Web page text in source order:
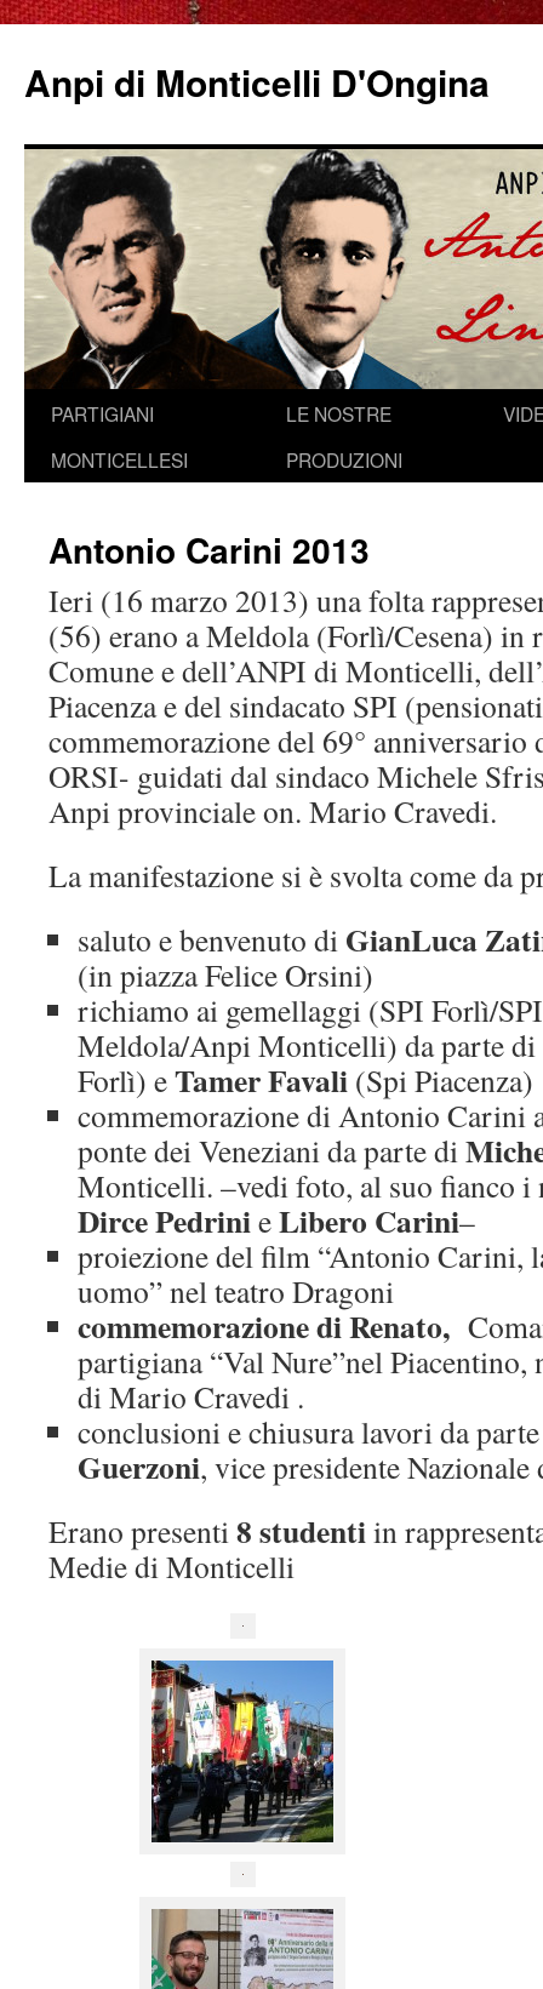
Anpi di Monticelli D'Ongina
VaiPARTIGIANI
MONTICELLESI
LE NOSTRE
PRODUZIONI
Antonio Carini 2013
Ieri (16 marzo 2013) una folta
(56) erano a Meldola (Forlì/Cesena) in
Comune e dell’ANPI di Monticelli,
Piacenza e del sindacato SPI
commemorazione del 69°
ORSI- guidati dal sindaco Michele
Anpi provinciale on. Mario Cravedi.
La manifestazione si è svolta come da
saluto e benvenuto di GianLuca
(in piazza Felice Orsini)
richiamo ai gemellaggi (SPI Forlì/
Meldola/Anpi Monticelli) da parte di
Forlì) eTamer Favali (Spi Piacenza)
commemorazione di Antonio Carini
ponte dei Veneziani da parte di
Monticelli. –vedi foto, al suo fianco
Dirce PedrinieLibero Carini–
proiezione del film “Antonio Carini,
uomo” nel teatro Dragoni
commemorazione di Renato,
partigiana “Val Nure”nel Piacentino,
di Mario Cravedi .
conclusioni e chiusura lavori da
Guerzoni, vice presidente
Erano presenti8 studentiin
Medie di Monticelli